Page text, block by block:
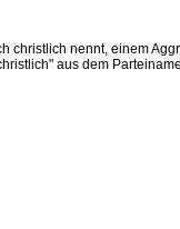
christlich nennt, einem
aus dem